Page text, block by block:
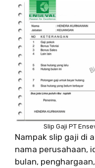
Slip Gaji PT
Nampak slip gaji di
nama perusahaan,
bulan,